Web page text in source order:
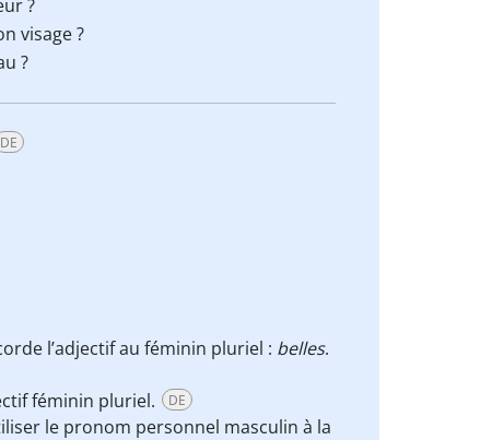
?
visage ?
?
DE
l’adjectif au féminin pluriel : belles.
féminin pluriel. DE
le pronom personnel masculin à la